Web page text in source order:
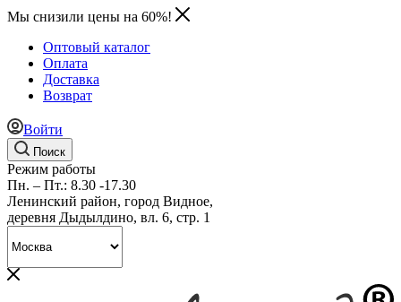
Мы снизили цены на 60%!
Оптовый каталог
Оплата
Доставка
Возврат
Войти
Поиск
Режим работы
Пн. – Пт.: 8.30 -17.30
Ленинский район, город Видное,
деревня Дыдылдино, вл. 6, стр. 1